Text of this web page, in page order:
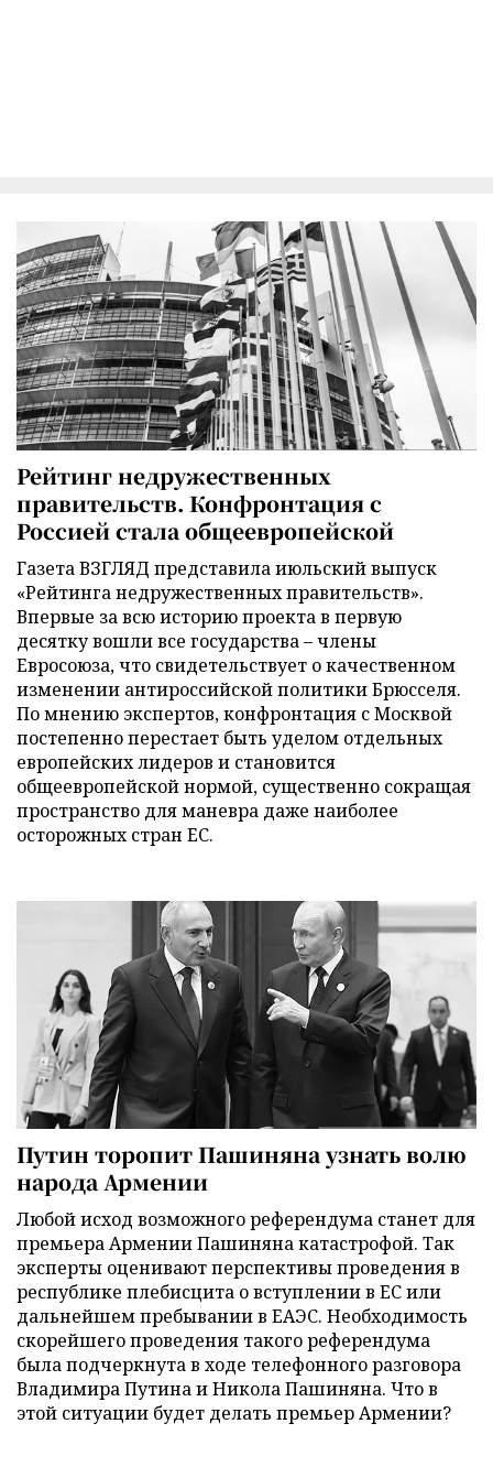
Рейтинг недружественных
правительств. Конфронтация с
Россией стала общеевропейской
Газета ВЗГЛЯД представила июльский выпуск
«Рейтинга недружественных правительств».
Впервые за всю историю проекта в первую
десятку вошли все государства – члены
Евросоюза, что свидетельствует о качественном
изменении антироссийской политики Брюсселя.
По мнению экспертов, конфронтация с Москвой
постепенно перестает быть уделом отдельных
европейских лидеров и становится
общеевропейской нормой, существенно сокращая
пространство для маневра даже наиболее
осторожных стран ЕС.
Путин торопит Пашиняна узнать волю
народа Армении
Любой исход возможного референдума станет для
премьера Армении Пашиняна катастрофой. Так
эксперты оценивают перспективы проведения в
республике плебисцита о вступлении в ЕС или
дальнейшем пребывании в ЕАЭС. Необходимость
скорейшего проведения такого референдума
была подчеркнута в ходе телефонного разговора
Владимира Путина и Никола Пашиняна. Что в
этой ситуации будет делать премьер Армении?